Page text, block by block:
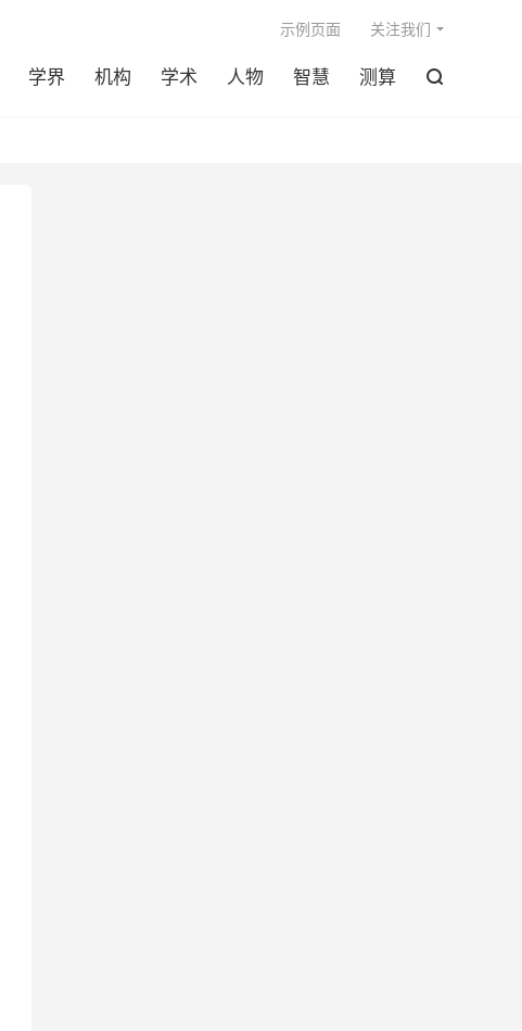
学界 机构 学术 人物 智慧 测算 
示例页面 关注我们